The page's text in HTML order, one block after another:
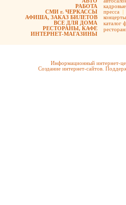
РАБОТА
СМИ г. ЧЕРКАССЫ
АФИША, ЗАКАЗ БИЛЕТОВ
ВСЕ ДЛЯ ДОМА
РЕСТОРАНЫ, КАФЕ
ИНТЕРНЕТ-МАГАЗИНЫ
пресса |
концерты
каталог
Информационный интернет-
Создание интернет-сайтов.